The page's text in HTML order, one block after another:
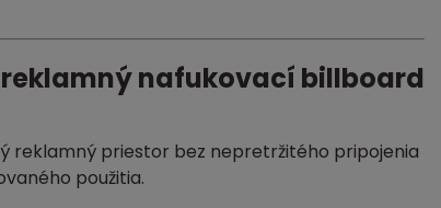
nafukovací billboard
reklamný priestor bez nepretržitého pripojenia
použitia.